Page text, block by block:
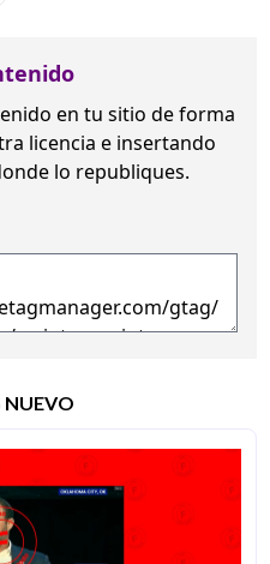
en tu sitio de forma
licencia e insertando
lo republiques.
NUEVO